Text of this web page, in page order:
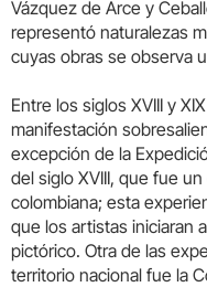
Vázquez de Arce y
representó naturalezas
cuyas obras se observa
Entre los siglos XVIII y
manifestación
excepción de la
del siglo XVIII, que fue
colombiana; esta
que los artistas iniciaran
pictórico. Otra de las
territorio nacional fue la